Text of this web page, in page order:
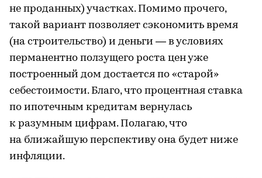
не проданных) участках. Помимо прочего,
такой вариант позволяет сэкономить время
(на строительство) и деньги — в условиях
перманентно ползущего роста цен уже
построенный дом достается по «старой»
себестоимости. Благо, что процентная ставка
по ипотечным кредитам вернулась
к разумным цифрам. Полагаю, что
на ближайшую перспективу она будет ниже
инфляции.